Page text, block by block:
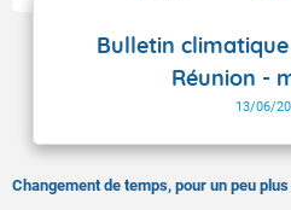
Bulletin
Réunion -
13/06/
Changement de temps, pour un peu